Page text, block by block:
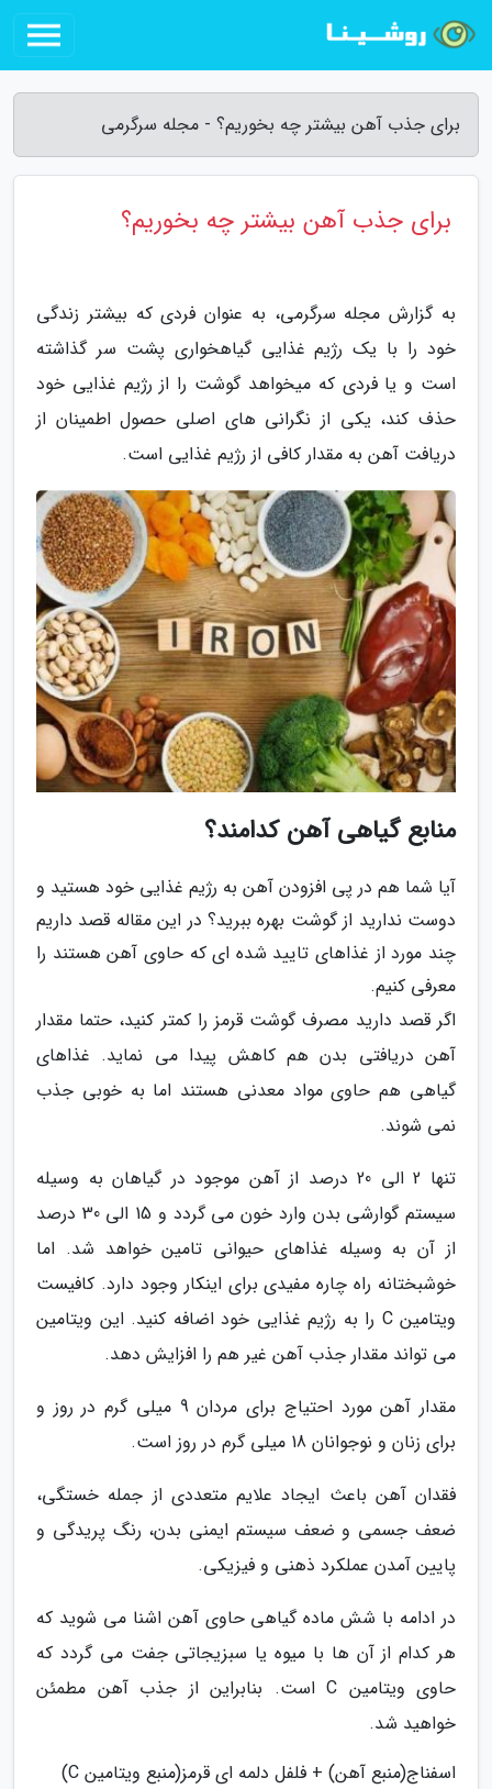
برای جذب آهن بیشتر چه بخوریم؟ - مجله سرگرمی
برای جذب آهن بیشتر چه بخوریم؟
به گزارش مجله سرگرمی، به عنوان فردی که بیشتر زندگی
خود را با یک رژیم غذایی گیاهخواری پشت سر گذاشته
است و یا فردی که میخواهد گوشت را از رژیم غذایی خود
حذف کند، یکی از نگرانی های اصلی حصول اطمینان از
دریافت آهن به مقدار کافی از رژیم غذایی است.
منابع گیاهی آهن کدامند؟
آیا شما هم در پی افزودن آهن به رژیم غذایی خود هستید و
دوست ندارید از گوشت بهره ببرید؟ در این مقاله قصد داریم
چند مورد از غذاهای تایید شده ای که حاوی آهن هستند را
معرفی کنیم.
اگر قصد دارید مصرف گوشت قرمز را کمتر کنید، حتما مقدار
آهن دریافتی بدن هم کاهش پیدا می نماید. غذاهای
گیاهی هم حاوی مواد معدنی هستند اما به خوبی جذب
نمی شوند.
تنها 2 الی 20 درصد از آهن موجود در گیاهان به وسیله
سیستم گوارشی بدن وارد خون می گردد و 15 الی 30 درصد
از آن به وسیله غذاهای حیوانی تامین خواهد شد. اما
خوشبختانه راه چاره مفیدی برای اینکار وجود دارد. کافیست
ویتامین C را به رژیم غذایی خود اضافه کنید. این ویتامین
می تواند مقدار جذب آهن غیر هم را افزایش دهد.
مقدار آهن مورد احتیاج برای مردان 9 میلی گرم در روز و
برای زنان و نوجوانان 18 میلی گرم در روز است.
فقدان آهن باعث ایجاد علایم متعددی از جمله خستگی،
ضعف جسمی و ضعف سیستم ایمنی بدن، رنگ پریدگی و
پایین آمدن عملکرد ذهنی و فیزیکی.
در ادامه با شش ماده گیاهی حاوی آهن اشنا می شوید که
هر کدام از آن ها با میوه یا سبزیجاتی جفت می گردد که
حاوی ویتامین C است. بنابراین از جذب آهن مطمئن
خواهید شد.
اسفناج(منبع آهن) + فلفل دلمه ای قرمز(منبع ویتامین C)